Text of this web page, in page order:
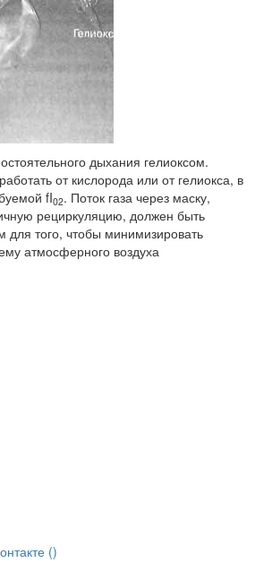
дыхания гелиоксом.
от кислорода или от гелиокса, в
fI02. Поток газа через маску,
рециркуля­цию, должен быть
того, чтобы минимизировать
атмосферного воздуха
()